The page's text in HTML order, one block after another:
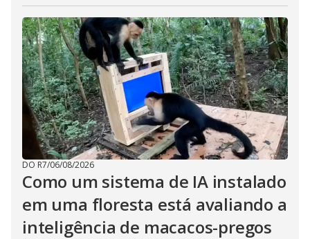
DO R7/06/08/2026
Como um sistema de IA instalado
em uma floresta está avaliando a
inteligência de macacos-pregos